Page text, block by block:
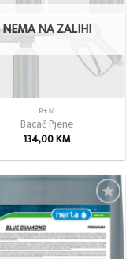
NEMA NA ZALIHI
R+M
Bacač Pjene
134,00KM
Add to
wishlist